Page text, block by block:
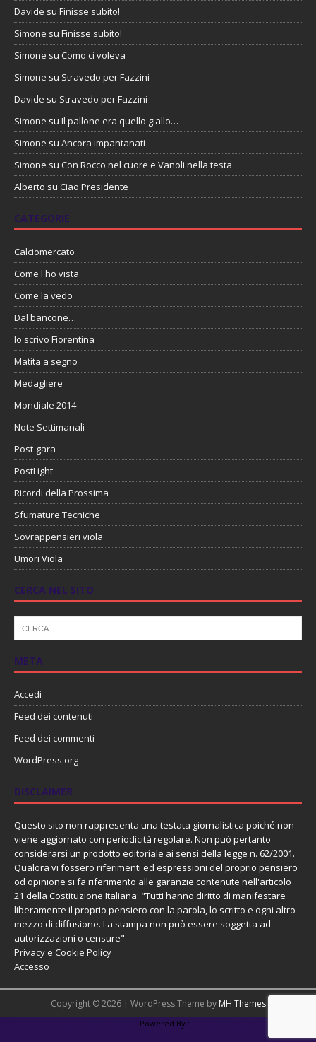
Davide su Finisse subito!
Simone su Finisse subito!
Simone su Como ci voleva
Simone su Stravedo per Fazzini
Davide su Stravedo per Fazzini
Simone su Il pallone era quello giallo…
Simone su Ancora impantanati
Simone su Con Rocco nel cuore e Vanoli nella testa
Alberto su Ciao Presidente
CATEGORIE
Calciomercato
Come l'ho vista
Come la vedo
Dal bancone…
Io scrivo Fiorentina
Matita a segno
Medagliere
Mondiale 2014
Note Settimanali
Post-gara
PostLight
Ricordi della Prossima
Sfumature Tecniche
Sovrappensieri viola
Umori Viola
CERCA NEL SITO
META
Accedi
Feed dei contenuti
Feed dei commenti
WordPress.org
DISCLAIMER
Questo sito non rappresenta una testata giornalistica poiché non
viene aggiornato con periodicità regolare. Non può pertanto
considerarsi un prodotto editoriale ai sensi della legge n. 62/2001.
Qualora vi fossero riferimenti ed espressioni del proprio pensiero
od opinione si fa riferimento alle garanzie contenute nell'articolo
21 della Costituzione Italiana: "Tutti hanno diritto di manifestare
liberamente il proprio pensiero con la parola, lo scritto e ogni altro
mezzo di diffusione. La stampa non può essere soggetta ad
autorizzazioni o censure"
Privacy e Cookie Policy
Accesso
Copyright © 2026 | WordPress Theme by MH Themes
Powered By :